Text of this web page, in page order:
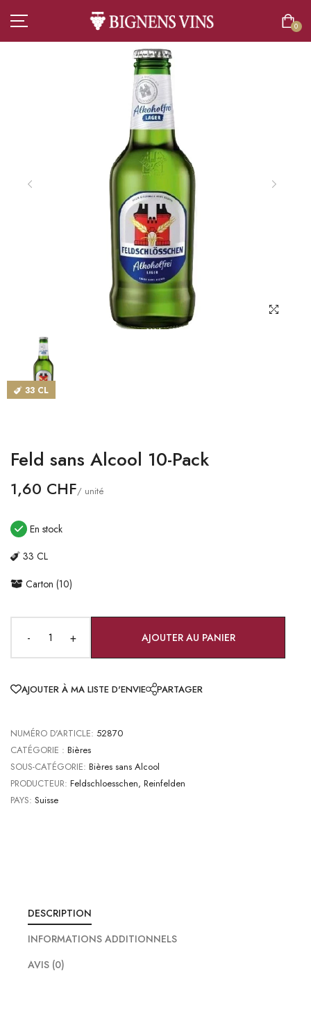
0
TOUT L’ASSORTIMENT
VINS
BOISSONS SANS ALCOOL
CATALOGUES
MAGASINS
CONTACT
Langue
Devise
33 CL
Feld sans Alcool 10-Pack
1,60 CHF/ unité
En stock
33 CL
Carton (10)
- + AJOUTER AU PANIER
AJOUTER À MA LISTE D'ENVIE PARTAGER
NUMÉRO D'ARTICLE: 52870
CATÉGORIE : Bières
SOUS-CATÉGORIE: Bières sans Alcool
PRODUCTEUR: Feldschloesschen, Reinfelden
PAYS: Suisse
DESCRIPTION
INFORMATIONS ADDITIONNELS
AVIS (0)